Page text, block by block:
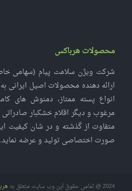
محصولات هرباکس
شرکت ویژن سلامت پیام (سهامی
ارائه دهنده محصولات اصیل ایرانی
انواع پسته ممتاز، دمنوش های
مرغوب و دیگر اقلام خشکبار صادراتی
متفاوت از گذشته و در شان کیفیت
صورت اختصاصی تولید و عرضه نماید.
2024 @ تمامی حقوق این وب سایت متعلق به